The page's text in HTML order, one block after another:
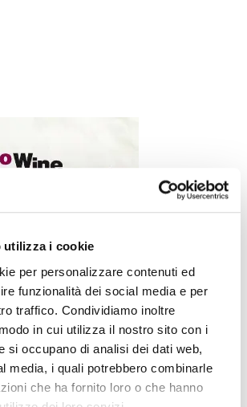
utilizza i cookie
per personalizzare contenuti ed
funzionalità dei social media e per
traffico. Condividiamo inoltre
in cui utilizza il nostro sito con i
si occupano di analisi dei dati web,
media, i quali potrebbero combinarle
che ha fornito loro o che hanno